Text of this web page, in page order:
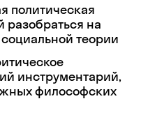
политическая
разобраться на
теории
инструментарий,
философских